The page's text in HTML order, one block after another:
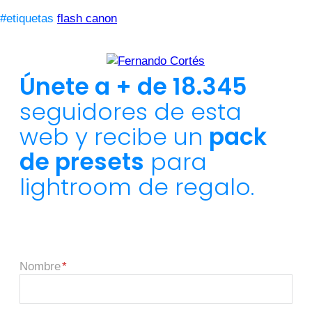
#etiquetas flash canon
Únete a + de 18.345
seguidores de esta
web y recibe un pack
de presets para
lightroom de regalo.
Nombre